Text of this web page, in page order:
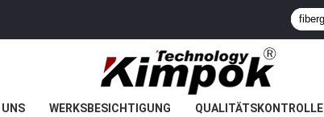
UNS WERKSBESICHTIGUNG QUALITÄTSKONTROLLE